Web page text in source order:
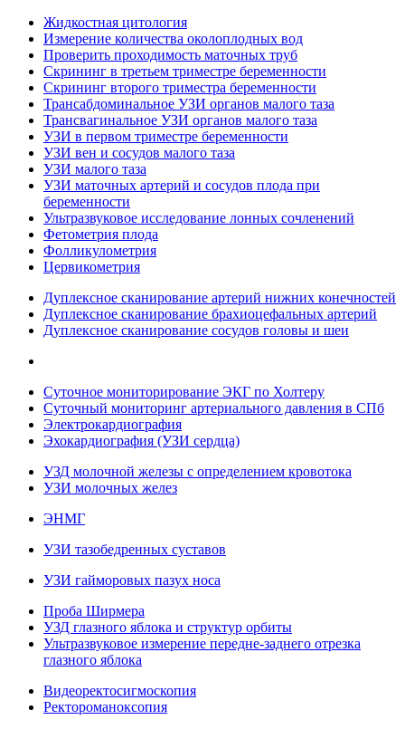
Жидкостная цитология
Измерение количества околоплодных вод
Проверить проходимость маточных труб
Скрининг в третьем триместре беременности
Скрининг второго триместра беременности
Трансабдоминальное УЗИ органов малого таза
Трансвагинальное УЗИ органов малого таза
УЗИ в первом триместре беременности
УЗИ вен и сосудов малого таза
УЗИ малого таза
УЗИ маточных артерий и сосудов плода при
беременности
Ультразвуковое исследование лонных сочленений
Фетометрия плода
Фолликулометрия
Цервикометрия
Дуплексное сканирование артерий нижних конечностей
Дуплексное сканирование брахиоцефальных артерий
Дуплексное сканирование сосудов головы и шеи
Суточное мониторирование ЭКГ по Холтеру
Суточный мониторинг артериального давления в СПб
Электрокардиография
Эхокардиография (УЗИ сердца)
УЗД молочной железы с определением кровотока
УЗИ молочных желез
ЭНМГ
УЗИ тазобедренных суставов
УЗИ гайморовых пазух носа
Проба Ширмера
УЗД глазного яблока и структур орбиты
Ультразвуковое измерение передне-заднего отрезка
глазного яблока
Видеоректосигмоскопия
Ректороманоксопия